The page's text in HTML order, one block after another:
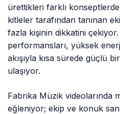
ürettikleri farklı
kitleler tarafından tanınan
fazla kişinin dikkatini
performansları, yüksek
akışıyla kısa sürede güçlü
ulaşıyor.
Fabrika Müzik videolarında
eğleniyor; ekip ve konuk